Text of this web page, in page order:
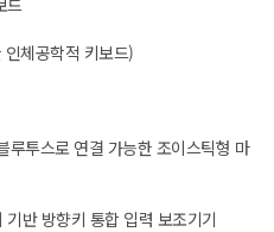
체공학적 키보드)
루투스로 연결 가능한 조이스틱형 마
반 방향키 통합 입력 보조기기